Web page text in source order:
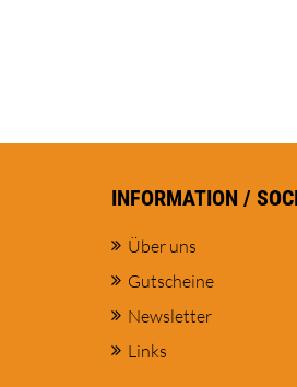
INFORMATION /
Über uns
Gutscheine
Newsletter
Links